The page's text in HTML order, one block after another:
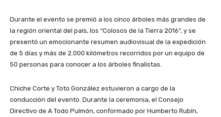
Durante el evento se premió a los cinco árboles más grandes de
la región oriental del país, los “Colosos de la Tierra 2016”, y se
presentó un emocionante resumen audiovisual de la expedición
de 5 días y más de 2.000 kilómetros recorridos por un equipo de
50 personas para conocer a los árboles finalistas.
Chiche Corte y Toto González estuvieron a cargo de la
conducción del evento. Durante la ceremonia, el Consejo
Directivo de A Todo Pulmón, conformado por Humberto Rubín,